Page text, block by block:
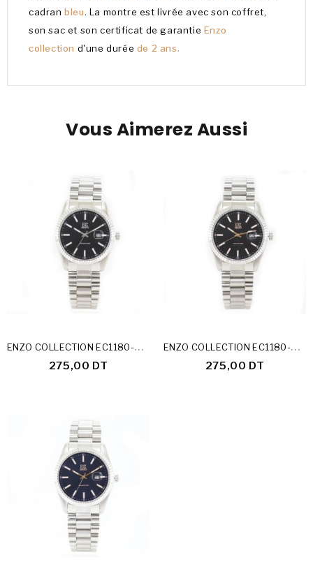
cadran bleu. La montre est livrée avec son coffret,
son sac et son certificat de garantie Enzo
collection d'une durée de 2 ans.
Vous Aimerez Aussi
E
NZO COLLECTION EC1180-25-A
275,00 DT
E
NZO COLLECTION EC1180-25-C
275,00 DT